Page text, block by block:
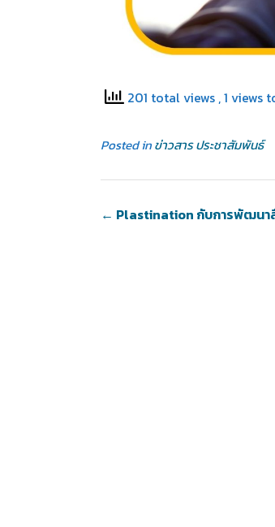
201 total views , 1 views
Posted inข่าวสาร ประชาสัมพันธ์
← Plastination กับการพัฒนา